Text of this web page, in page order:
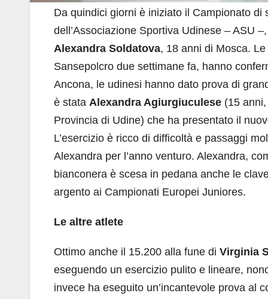
Da quindici giorni è iniziato il Campionato
dell’Associazione Sportiva Udinese – ASU
Alexandra Soldatova, 18 anni di Mosca.
Sansepolcro due settimane fa, hanno
Ancona, le udinesi hanno dato prova di
è stata Alexandra Agiurgiuculese (15
Provincia di Udine) che ha presentato il
L’esercizio è ricco di difficoltà e passaggi
Alexandra per l’anno venturo. Alexandra,
bianconera è scesa in pedana anche le
argento ai Campionati Europei Juniores.
Le altre atlete
Ottimo anche il 15.200 alla fune di Virginia
eseguendo un esercizio pulito e lineare,
invece ha eseguito un’incantevole prova al